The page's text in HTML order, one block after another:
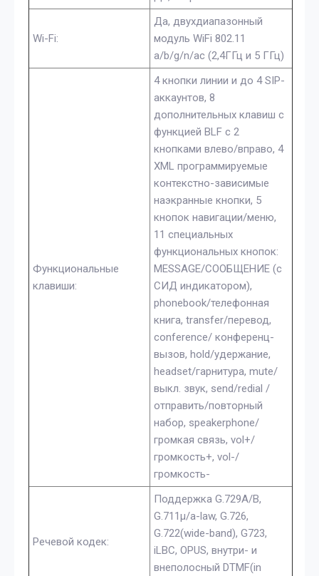
Wi-Fi:
Да, двухдиапазонный
модуль WiFi 802.11
a/b/g/n/ac (2,4ГГц и 5 ГГц)
Функциональные
клавиши:
4 кнопки линии и до 4 SIP-
аккаунтов, 8
дополнительных клавиш с
функцией BLF с 2
кнопками влево/вправо, 4
XML программируемые
контекстно-зависимые
наэкранные кнопки, 5
кнопок навигации/меню,
11 специальных
функциональных кнопок:
MESSAGE/СООБЩЕНИЕ (с
СИД индикатором),
phonebook/телефонная
книга, transfer/перевод,
conference/ конференц-
вызов, hold/удержание,
headset/гарнитура, mute/
выкл. звук, send/redial /
отправить/повторный
набор, speakerphone/
громкая связь, vol+/
громкость+, vol-/
громкость-
Речевой кодек:
Поддержка G.729A/B,
G.711µ/a-law, G.726,
G.722(wide-band), G723,
iLBC, OPUS, внутри- и
внеполосный DTMF(in